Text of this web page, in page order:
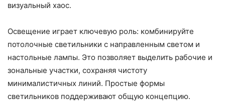
визуальный хаос.
Освещение играет ключевую роль: комбинируйте
потолочные светильники с направленным светом и
настольные лампы. Это позволяет выделить рабочие и
зональные участки, сохраняя чистоту
минималистичных линий. Простые формы
светильников поддерживают общую концепцию.